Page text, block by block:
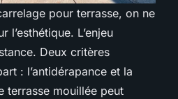
pour terrasse, on ne
l’esthétique. L’enjeu
Deux critères
: l’antidérapance et la
terrasse mouillée peut